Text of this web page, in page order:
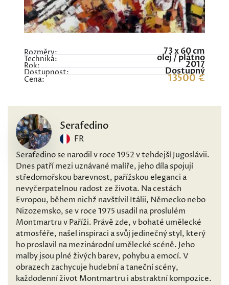
Rozměry: 73 x 60 cm
Technika: olej / plátno
Rok: 2017
Dostupnost: Dostupný
Cena: 13500 €
Serafedino
FR
Serafedino se narodil v roce 1952 v tehdejší Jugoslávii.
Dnes patří mezi uznávané malíře, jeho díla spojují
středomořskou barevnost, pařížskou eleganci a
nevyčerpatelnou radost ze života. Na cestách
Evropou, během nichž navštívil Itálii, Německo nebo
Nizozemsko, se v roce 1975 usadil na proslulém
Montmartru v Paříži. Právě zde, v bohaté umělecké
atmosféře, našel inspiraci a svůj jedinečný styl, který
ho proslavil na mezinárodní umělecké scéně. Jeho
malby jsou plné živých barev, pohybu a emocí. V
obrazech zachycuje hudební a taneční scény,
každodenní život Montmartru i abstraktní kompozice.